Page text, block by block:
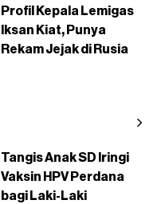
Profil Kepala Lemigas
Iksan Kiat, Punya
Rekam Jejak di Rusia
Tangis Anak SD Iringi
Vaksin HPV Perdana
bagi Laki-Laki